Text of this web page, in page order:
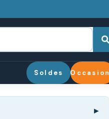
Soldes